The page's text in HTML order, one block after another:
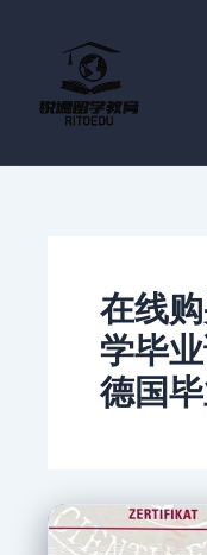
在线
学毕
德国